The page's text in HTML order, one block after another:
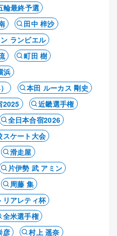
輪最終予選
田中 梓沙
ランビエル
町田 樹
浜
本田 ルーカス 剛史
2025
近畿選手権
全日本合宿2026
スケート大会
滑走屋
片伊勢 武 アミン
周藤 集
リアレティ杯
全米選手権
彦 村上 遥奈